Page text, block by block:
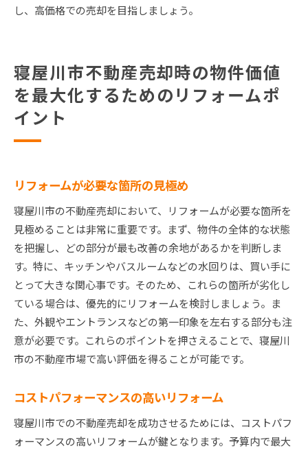
し、高価格での売却を目指しましょう。
寝屋川市不動産売却時の物件価値
を最大化するためのリフォームポ
イント
リフォームが必要な箇所の見極め
寝屋川市の不動産売却において、リフォームが必要な箇所を
見極めることは非常に重要です。まず、物件の全体的な状態
を把握し、どの部分が最も改善の余地があるかを判断しま
す。特に、キッチンやバスルームなどの水回りは、買い手に
とって大きな関心事です。そのため、これらの箇所が劣化し
ている場合は、優先的にリフォームを検討しましょう。ま
た、外観やエントランスなどの第一印象を左右する部分も注
意が必要です。これらのポイントを押さえることで、寝屋川
市の不動産市場で高い評価を得ることが可能です。
コストパフォーマンスの高いリフォーム
寝屋川市での不動産売却を成功させるためには、コストパフ
ォーマンスの高いリフォームが鍵となります。予算内で最大